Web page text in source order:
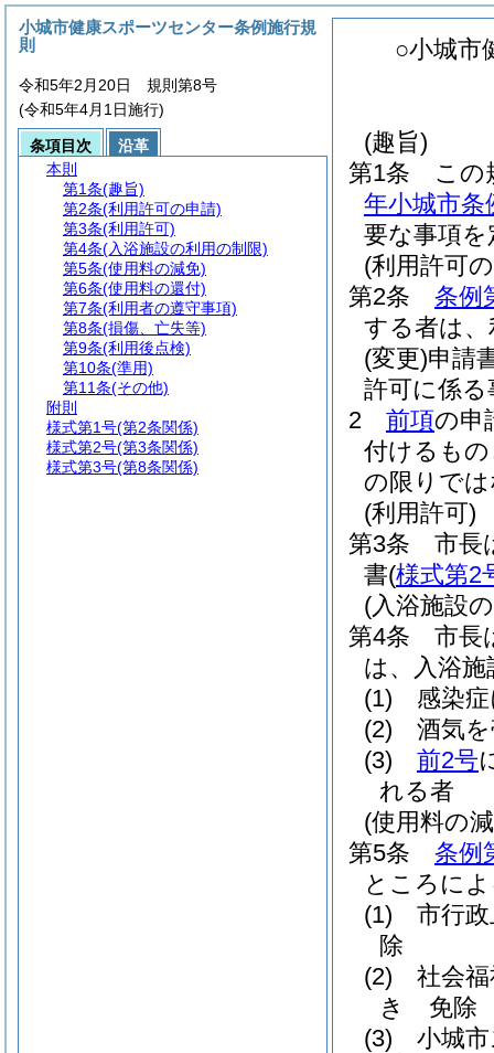
○小城市
(趣旨)
第1条
この
年小城市条
要な事項
(利用許可
第2条
条例
する者は
(変更)申請
許可に係
2
前項の申
付けるも
の限りで
(利用許可)
第3条
市長
書(様式第2
(入浴施設
第4条
市長
は、入浴
(1)
感染
(2)
酒気
(3)
前2号
れる者
(使用料の
第5条
条例
ところに
(1)
市行
除
(2)
社会
き 免除
(3)
小城
小城市健康スポーツセンター条例施行規
則
令和5年2月20日 規則第8号
(令和5年4月1日施行)
条項目次
沿革
本則
第1条(趣旨)
第2条(利用許可の申請)
第3条(利用許可)
第4条(入浴施設の利用の制限)
第5条(使用料の減免)
第6条(使用料の還付)
第7条(利用者の遵守事項)
第8条(損傷、亡失等)
第9条(利用後点検)
第10条(準用)
第11条(その他)
附則
様式第1号(第2条関係)
様式第2号(第3条関係)
様式第3号(第8条関係)